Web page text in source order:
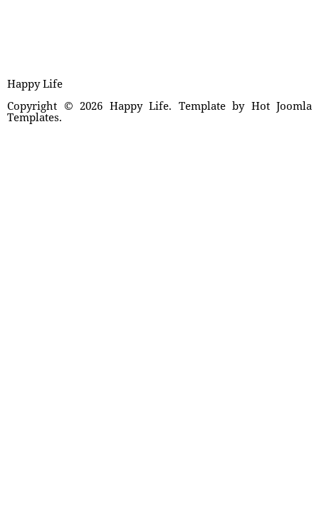
Happy Life
Copyright © 2026 Happy Life. Template by Hot Joomla
Templates.